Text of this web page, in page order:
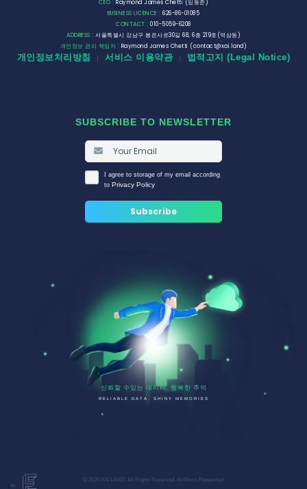
CEO : Raymond James Chetti (임동준)
BUSINESS LICENCE : 626-86-01085
CONTACT : 010-5059-6208
ADDRESS : 서울특별시 강남구 봉은사로30길 68, 6층 219호(역삼동)
개인정보 관리 책임자 : Raymond James Chetti (contact@xai.land)
개인정보처리방침 서비스 이용약관 법적고지 (Legal Notice)
SUBSCRIBE TO NEWSLETTER
I agree to storage of my email according
to Privacy Policy
신뢰할 수있는 데이터. 행복한 추억
RELIABLE DATA. SHINY MEMORIES
© 2026 XAI LAND. All Rights Reserved. AI Ethics Respected.
by